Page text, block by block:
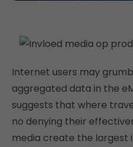
Internet users may
aggregated data in the
suggests that where
no denying their
media create the largest